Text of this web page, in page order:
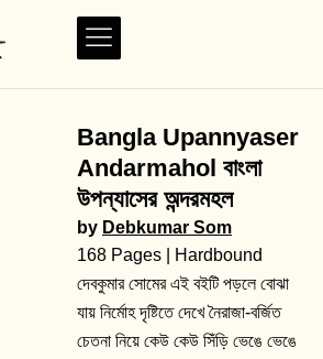
Bangla Upannyaser
Andarmahol বাংলা
উপন্যাসের অন্দরমহল
by Debkumar Som
168 Pages | Hardbound
দেবকুমার সোমের এই বইটি পড়লে বোঝা
যায় নির্মোহ দৃষ্টিতে দেখে নৈরাজা-বর্জিত
চেতনা নিয়ে কেউ কেউ সিঁড়ি ভেঙে ভেঙে